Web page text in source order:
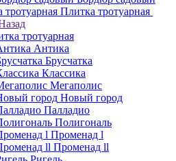
Плитка тротуарная
тротуарная
Антика
Брусчатка
Классика
Мегаполис
Новый город
Палладио
Полигональ
Променад l
Променад ll